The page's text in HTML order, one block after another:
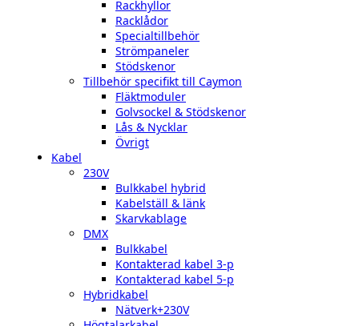
Rackhyllor
Racklådor
Specialtillbehör
Strömpaneler
Stödskenor
Tillbehör specifikt till Caymon
Fläktmoduler
Golvsockel & Stödskenor
Lås & Nycklar
Övrigt
Kabel
230V
Bulkkabel hybrid
Kabelställ & länk
Skarvkablage
DMX
Bulkkabel
Kontakterad kabel 3-p
Kontakterad kabel 5-p
Hybridkabel
Nätverk+230V